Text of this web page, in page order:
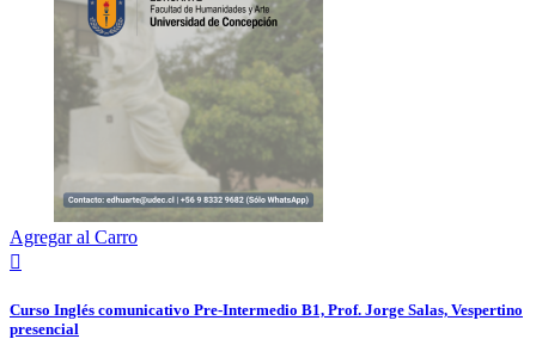
Agregar al Carro

Curso Inglés comunicativo Pre-Intermedio B1, Prof. Jorge Salas, Vespertino
presencial